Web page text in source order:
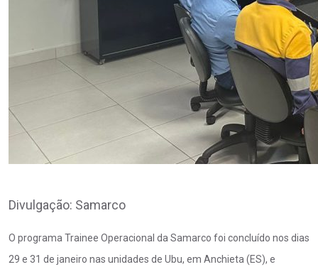
Divulgação: Samarco
O programa Trainee Operacional da Samarco foi concluído nos dias
29 e 31 de janeiro nas unidades de Ubu, em Anchieta (ES), e